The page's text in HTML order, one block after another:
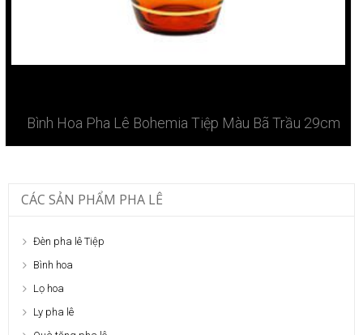
Bình Hoa Pha Lê Bohemia Tiệp Màu Bã Trầu 29cm
CÁC SẢN PHẨM PHA LÊ
Đèn pha lê Tiệp
Bình hoa
Lọ hoa
Ly pha lê